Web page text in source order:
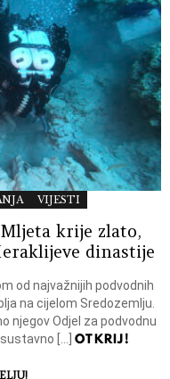
VIJESTI
krije zlato,
dinastije
od najvažnijih podvodnih
na cijelom Sredozemlju.
njegov Odjel za podvodnu
[…] OTKRIJ!